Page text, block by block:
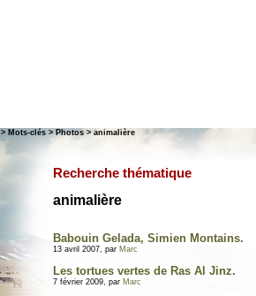
> Mots-clés > Photos > animalière
Recherche thématique
animalière
Babouin Gelada, Simien Montains.
13 avril 2007, par Marc
Les tortues vertes de Ras Al Jinz.
7 février 2009, par Marc